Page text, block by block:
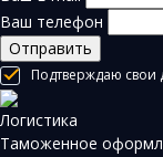
Ваш телефон
Отправить
Подтверждаю свои
Логистика
Таможенное